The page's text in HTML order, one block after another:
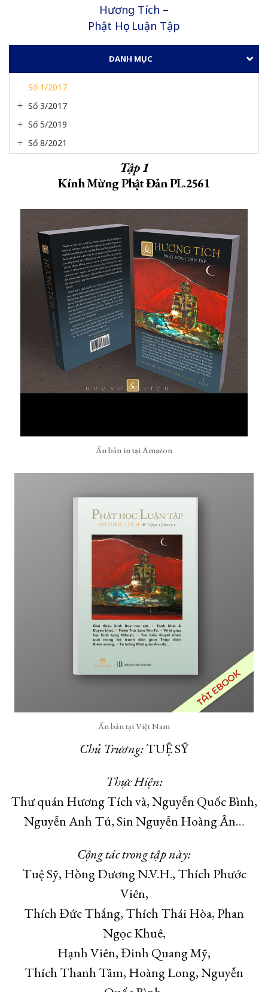
Hương Tích –
Phật Học Luận Tập
DANH MỤC
Số 1/2017
Số 3/2017
Số 5/2019
Số 8/2021
Tập 1
Kính Mừng Phật Đản PL.2561
Ấn bản in tại Amazon
Ấn bản tại Việt Nam
Chủ Trương:TUỆ SỸ
Thực Hiện:
Thư quán Hương Tích và, Nguyễn Quốc Bình,
Nguyễn Anh Tú, Sin Nguyễn Hoàng Ân…
Cộng tác trong tập này:
Tuệ Sỹ, Hồng Dương N.V.H., Thích Phước
Viên,
Thích Đức Thắng, Thích Thái Hòa, Phan
Ngọc Khuê,
Hạnh Viên, Đinh Quang Mỹ,
Thích Thanh Tâm, Hoàng Long, Nguyễn